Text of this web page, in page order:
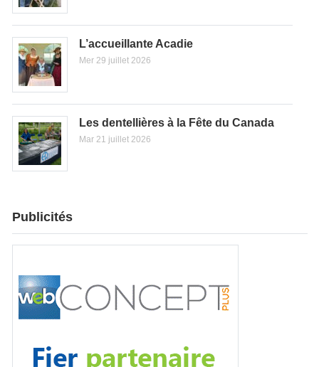
L’accueillante Acadie
Mer 29 juillet 2026
Les dentellières à la Fête du Canada
Mar 21 juillet 2026
Publicités